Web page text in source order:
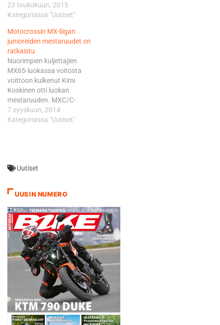
Kangasniemi oli yhtä
vakuuttava MXC/B-
kuljettajien junioripäivän
MX65-luokassa oli
odotettavissa Sampo
Rainion puhtaan voittokulun
jatkuminen, sillä sen verran
vakuuttava Hyvinkään
Moottorikerhon kuljettaja on
ollut. Rainion avauserä
käynnistyi kuitenkin heikolla
startilla, minkä lisäksi hän
23 toukokuun, 2015
Kategoriassa "Uutiset"
Motocrossin MX-liigan
junioreiden mestaruudet on
ratkaistu
Nuorimpien kuljettajien
MX65-luokassa voitosta
voittoon kulkenut Kimi
Koskinen otti luokan
mestaruuden. MXC/C-
luokassa titteli oli matkannut
Viktor Juseliukselle ja
Moottoriurheilijoiden
kahtia, mikä tiesi sarjan
kärkikaksikon - Kimi
Koskinen, Sampo Rainio -
sijoittamista eri ryhmiin.
Hyvinkään Moottorikerhon
Rainio…
7 syyskuun, 2014
Kategoriassa "Uutiset"
Uutiset
UUSIN NUMERO